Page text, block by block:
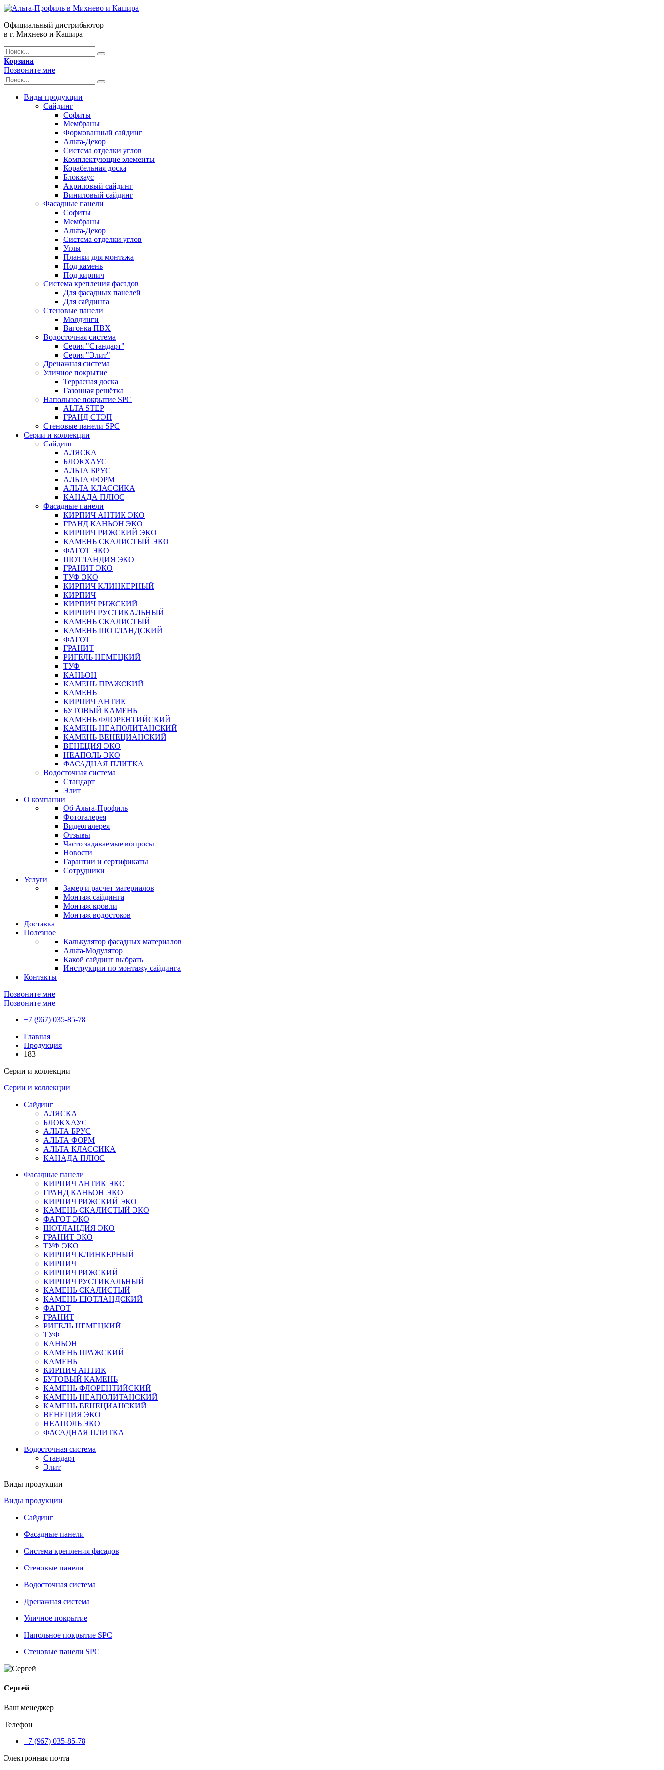
Официальный дистрибьютор
в г. Михнево и Кашира
Корзина
Позвоните мне
Виды продукции
Сайдинг
Софиты
Мембраны
Формованный сайдинг
Альта-Декор
Система отделки углов
Комплектующие элементы
Корабельная доска
Блокхаус
Акриловый сайдинг
Виниловый сайдинг
Фасадные панели
Софиты
Мембраны
Альта-Декор
Система отделки углов
Углы
Планки для монтажа
Под камень
Под кирпич
Система крепления фасадов
Для фасадных панелей
Для сайдинга
Стеновые панели
Молдинги
Вагонка ПВХ
Водосточная система
Серия "Стандарт"
Серия "Элит"
Дренажная система
Уличное покрытие
Террасная доска
Газонная решётка
Напольное покрытие SPC
ALTA STEP
ГРАНД СТЭП
Стеновые панели SPC
Серии и коллекции
Сайдинг
АЛЯСКА
БЛОКХАУС
АЛЬТА БРУС
АЛЬТА ФОРМ
АЛЬТА КЛАССИКА
КАНАДА ПЛЮС
Фасадные панели
КИРПИЧ АНТИК ЭКО
ГРАНД КАНЬОН ЭКО
КИРПИЧ РИЖСКИЙ ЭКО
КАМЕНЬ СКАЛИСТЫЙ ЭКО
ФАГОТ ЭКО
ШОТЛАНДИЯ ЭКО
ГРАНИТ ЭКО
ТУФ ЭКО
КИРПИЧ КЛИНКЕРНЫЙ
КИРПИЧ
КИРПИЧ РИЖСКИЙ
КИРПИЧ РУСТИКАЛЬНЫЙ
КАМЕНЬ СКАЛИСТЫЙ
КАМЕНЬ ШОТЛАНДСКИЙ
ФАГОТ
ГРАНИТ
РИГЕЛЬ НЕМЕЦКИЙ
ТУФ
КАНЬОН
КАМЕНЬ ПРАЖСКИЙ
КАМЕНЬ
КИРПИЧ АНТИК
БУТОВЫЙ КАМЕНЬ
КАМЕНЬ ФЛОРЕНТИЙСКИЙ
КАМЕНЬ НЕАПОЛИТАНСКИЙ
КАМЕНЬ ВЕНЕЦИАНСКИЙ
ВЕНЕЦИЯ ЭКО
НЕАПОЛЬ ЭКО
ФАСАДНАЯ ПЛИТКА
Водосточная система
Стандарт
Элит
О компании
Об Альта-Профиль
Фотогалерея
Видеогалерея
Отзывы
Часто задаваемые вопросы
Новости
Гарантии и сертификаты
Сотрудники
Услуги
Замер и расчет материалов
Монтаж сайдинга
Монтаж кровли
Монтаж водостоков
Доставка
Полезное
Калькулятор фасадных материалов
Альта-Модулятор
Какой сайдинг выбрать
Инструкции по монтажу сайдинга
Контакты
Позвоните мне
Позвоните мне
+7 (967) 035-85-78
Главная
Продукция
183
Серии и коллекции
Серии и коллекции
Сайдинг
АЛЯСКА
БЛОКХАУС
АЛЬТА БРУС
АЛЬТА ФОРМ
АЛЬТА КЛАССИКА
КАНАДА ПЛЮС
Фасадные панели
КИРПИЧ АНТИК ЭКО
ГРАНД КАНЬОН ЭКО
КИРПИЧ РИЖСКИЙ ЭКО
КАМЕНЬ СКАЛИСТЫЙ ЭКО
ФАГОТ ЭКО
ШОТЛАНДИЯ ЭКО
ГРАНИТ ЭКО
ТУФ ЭКО
КИРПИЧ КЛИНКЕРНЫЙ
КИРПИЧ
КИРПИЧ РИЖСКИЙ
КИРПИЧ РУСТИКАЛЬНЫЙ
КАМЕНЬ СКАЛИСТЫЙ
КАМЕНЬ ШОТЛАНДСКИЙ
ФАГОТ
ГРАНИТ
РИГЕЛЬ НЕМЕЦКИЙ
ТУФ
КАНЬОН
КАМЕНЬ ПРАЖСКИЙ
КАМЕНЬ
КИРПИЧ АНТИК
БУТОВЫЙ КАМЕНЬ
КАМЕНЬ ФЛОРЕНТИЙСКИЙ
КАМЕНЬ НЕАПОЛИТАНСКИЙ
КАМЕНЬ ВЕНЕЦИАНСКИЙ
ВЕНЕЦИЯ ЭКО
НЕАПОЛЬ ЭКО
ФАСАДНАЯ ПЛИТКА
Водосточная система
Стандарт
Элит
Виды продукции
Виды продукции
Сайдинг
Фасадные панели
Система крепления фасадов
Стеновые панели
Водосточная система
Дренажная система
Уличное покрытие
Напольное покрытие SPC
Стеновые панели SPC
Сергей
Ваш менеджер
Телефон
+7 (967) 035-85-78
Электронная почта